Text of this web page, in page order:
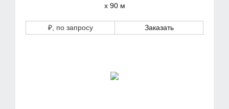
х 90 м
₽, по запросу Заказать